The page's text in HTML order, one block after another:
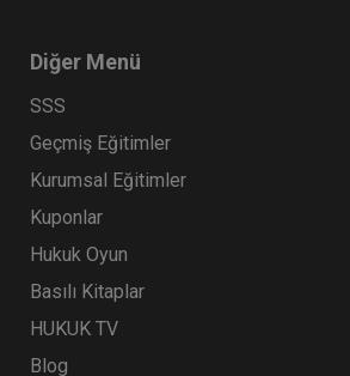
Diğer Menü
SSS
Geçmiş Eğitimler
Kurumsal Eğitimler
Kuponlar
Hukuk Oyun
Basılı Kitaplar
HUKUK TV
Blog